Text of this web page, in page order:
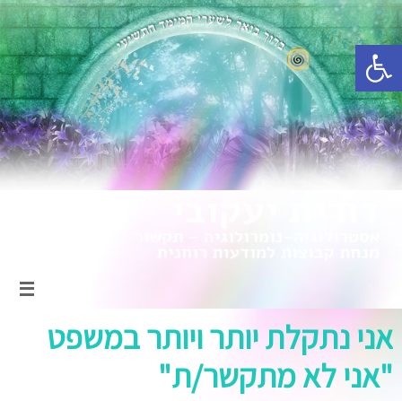
פתח סרגל נגישות
אני נתקלת יותר ויותר במשפט
"אני לא מתקשר/ת"